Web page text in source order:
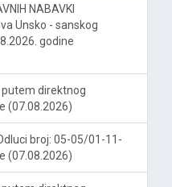
NABAVKI
Unsko - sanskog
godine
putem direktnog
(07.08.2026)
broj: 05-05/01-11-
(07.08.2026)